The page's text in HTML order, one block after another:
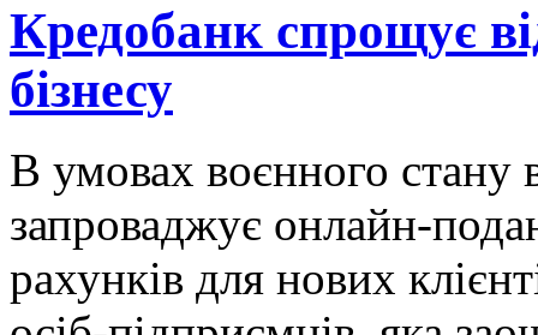
Кредобанк спрощує
бізнесу
В умовах воєнного стану
запроваджує онлайн-
рахунків для нових